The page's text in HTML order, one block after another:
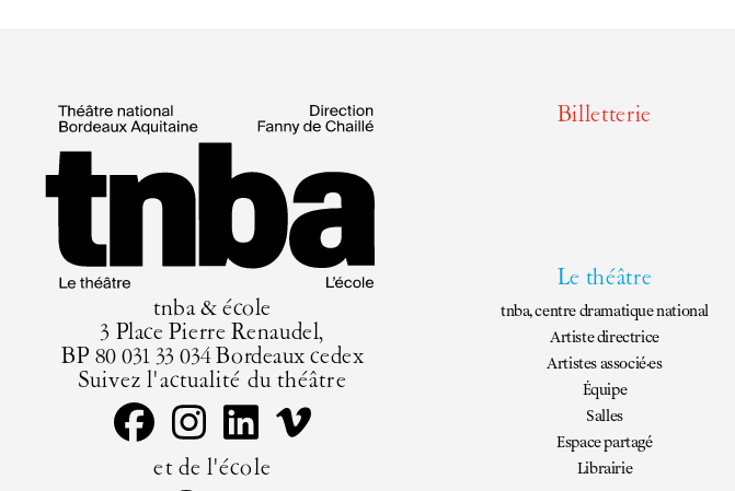
tnba & école
3 Place Pierre Renaudel,
BP 80 031 33 034 Bordeaux cedex
Suivez l'actualité du théâtre
et de l'école
Billetterie
Le théâtre
tnba, centre dramatique national
Artiste directrice
Artistes associé·es
Équipe
Salles
Espace partagé
Librairie